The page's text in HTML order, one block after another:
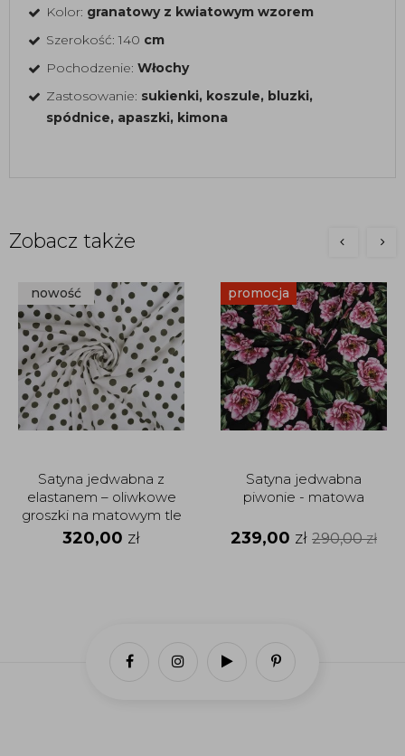
Kolor: granatowy z kwiatowym wzorem
Szerokość: 140 cm
Pochodzenie: Włochy
Zastosowanie: sukienki, koszule, bluzki,
spódnice, apaszki, kimona
Zobacz także
nowość
Satyna jedwabna z
elastanem – oliwkowe
groszki na matowym tle
320,00 zł
promocja
Satyna jedwabna
piwonie - matowa
239,00 zł 290,00zł